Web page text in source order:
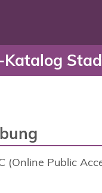
Katalog
(Online Public